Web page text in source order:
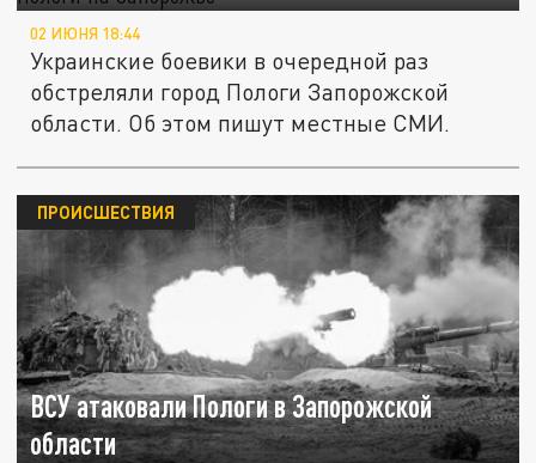
02 ИЮНЯ 18:44
Украинские боевики в очередной раз
обстреляли город Пологи Запорожской
области. Об этом пишут местные СМИ.
ВСУ атаковали Пологи в Запорожской
области
ПРОИСШЕСТВИЯ